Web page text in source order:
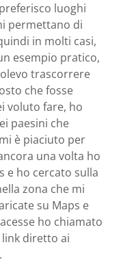
luoghi
permettano di
in molti casi,
esempio pratico,
trascorrere
che fosse
voluto fare, ho
paesini che
è piaciuto per
una volta ho
e ho cercato sulla
zona che mi
su Maps e
ho chiamato
link diretto ai